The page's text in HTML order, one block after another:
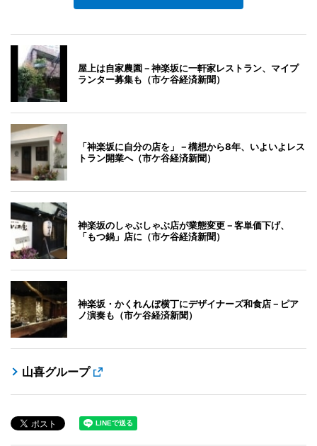
屋上は自家農園－神楽坂に一軒家レストラン、マイプ
ランター募集も（市ケ谷経済新聞）
「神楽坂に自分の店を」－構想から8年、いよいよレス
トラン開業へ（市ケ谷経済新聞）
神楽坂のしゃぶしゃぶ店が業態変更－客単価下げ、
「もつ鍋」店に（市ケ谷経済新聞）
神楽坂・かくれんぼ横丁にデザイナーズ和食店－ピア
ノ演奏も（市ケ谷経済新聞）
山喜グループ